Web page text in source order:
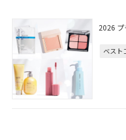
2026
ベスト